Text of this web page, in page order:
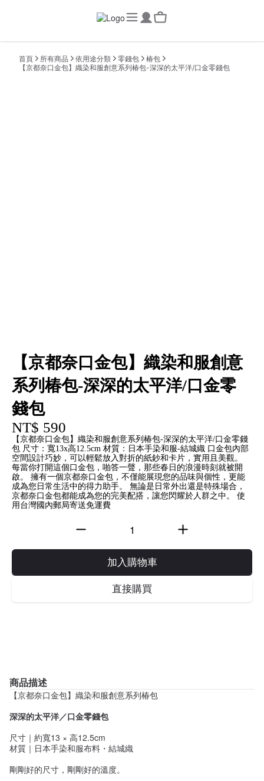
首頁 所有商品 依用途分類 零錢包
椿包
【京都奈口金包】織染和服創意系列椿包-深深的太平洋/口金零錢包
【京都奈口金包】織染和服創意
系列椿包-深深的太平洋/口金零
錢包
NT$ 590
【京都奈口金包】織染和服創意系列椿包-深深的太平洋/口金零錢
包 尺寸：寬13x高12.5cm 材質：日本手染和服-結城織 口金包內部
空間設計巧妙，可以輕鬆放入對折的紙鈔和卡片，實用且美觀。
每當你打開這個口金包，啪答一聲，那些春日的浪漫時刻就被開
啟。 擁有一個京都奈口金包，不僅能展現您的品味與個性，更能
成為您日常生活中的得力助手。 無論是日常外出還是特殊場合，
京都奈口金包都能成為您的完美配搭，讓您閃耀於人群之中。 使
用台灣國內郵局寄送免運費
加入購物車
直接購買
商品描述
【京都奈口金包】織染和服創意系列椿包
深深的太平洋／口金零錢包
尺寸｜約寬13 × 高12.5cm
材質｜日本手染和服布料・結城織
剛剛好的尺寸，剛剛好的溫度。